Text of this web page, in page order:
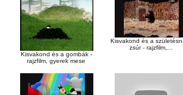
Kisvakond és a gombák -
rajzfilm, gyerek mese
Kisvakond és a
zsúr - rajzfilm,...